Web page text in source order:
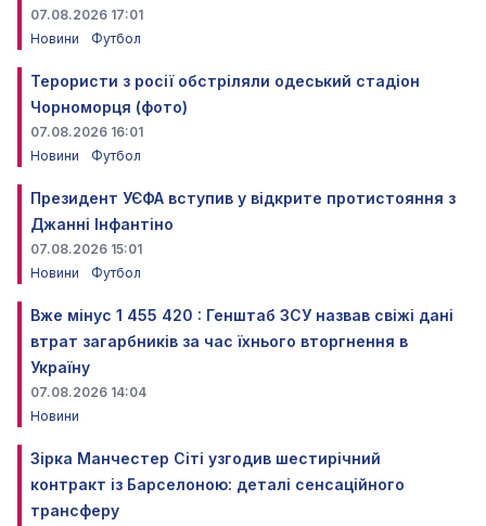
07.08.2026 17:01
Новини
Футбол
Терористи з росії обстріляли одеський стадіон
Чорноморця (фото)
07.08.2026 16:01
Новини
Футбол
Президент УЄФА вступив у відкрите протистояння з
Джанні Інфантіно
07.08.2026 15:01
Новини
Футбол
Вже мінус 1 455 420 : Генштаб ЗСУ назвав свіжі дані
втрат загарбників за час їхнього вторгнення в
Україну
07.08.2026 14:04
Новини
Зірка Манчестер Сіті узгодив шестирічний
контракт із Барселоною: деталі сенсаційного
трансферу